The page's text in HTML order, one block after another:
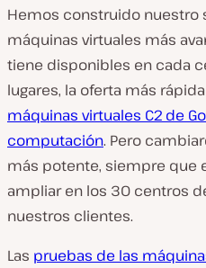
Hemos construido nuestro
máquinas virtuales más
tiene disponibles en cada
lugares, la oferta más
máquinas virtuales C2 de
computación. Pero
más potente, siempre que
ampliar en los 30 centros
nuestros clientes.
Las pruebas de las